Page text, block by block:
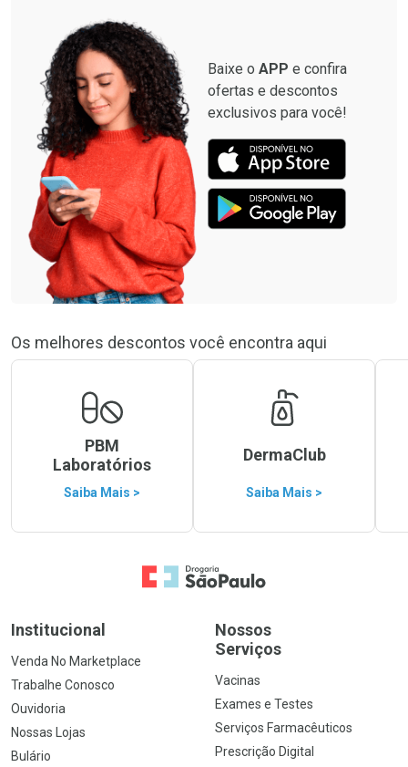
Baixe o APP e confira
ofertas e descontos
exclusivos para você!
Os melhores descontos você encontra aqui
PBM
Laboratórios
Saiba Mais >
DermaClub
Saiba Mais >
Ir para a Home
Institucional
Venda No Marketplace
Trabalhe Conosco
Ouvidoria
Nossas Lojas
Bulário
Nossos
Serviços
Vacinas
Exames e Testes
Serviços Farmacêuticos
Prescrição Digital